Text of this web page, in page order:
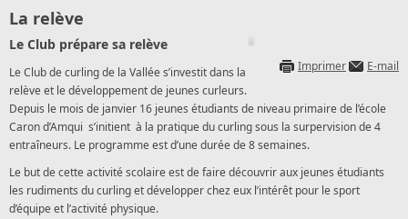
La relève
Imprimer E-mail
Le Club prépare sa relève
Le Club de curling de la Vallée s’investit dans la
relève et le développement de jeunes curleurs.
Depuis le mois de janvier 16 jeunes étudiants de niveau primaire de l’école
Caron d’Amqui s’initient à la pratique du curling sous la surpervision de 4
entraîneurs. Le programme est d’une durée de 8 semaines.
Le but de cette activité scolaire est de faire découvrir aux jeunes étudiants
les rudiments du curling et développer chez eux l’intérêt pour le sport
d’équipe et l’activité physique.